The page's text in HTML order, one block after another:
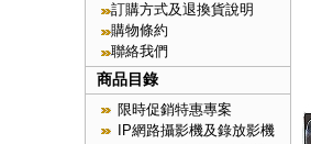
訂購方式及退換貨說明
購物條約
聯絡我們
商品目錄
限時促銷特惠專案
IP網路攝影機及錄放影機